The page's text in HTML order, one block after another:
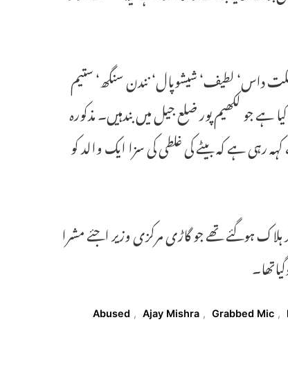
داس‘ لطیف‘ شیشوپال‘ نندن سنگھ‘ ستیم
ہے جو لکھیم پور ضلع جیل میں بندہیں۔ مذکورہ
رہی ہے کہ بیٹے کی غلطی کی سزا ایک والد کو
ہوگئے تھے جو گاڑی مرکزی وزیر اجئے مشرا
Abused , Ajay Mishra , Grabbed Mic ,